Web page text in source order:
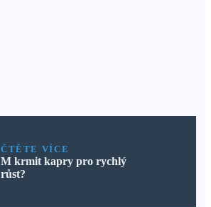
ČTĚTE VÍCE
M krmit kapry pro rychlý
růst?